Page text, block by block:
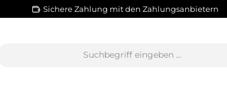
Sichere Zahlung mit den Zahlungsanbietern